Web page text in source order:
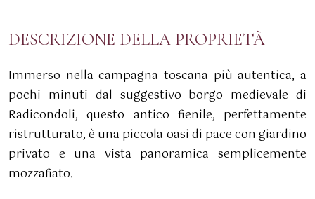
DESCRIZIONE DELLA PROPRIETÀ
Immerso nella campagna toscana più autentica, a
pochi minuti dal suggestivo borgo medievale di
Radicondoli, questo antico fienile, perfettamente
ristrutturato, è una piccola oasi di pace con giardino
privato e una vista panoramica semplicemente
mozzafiato.